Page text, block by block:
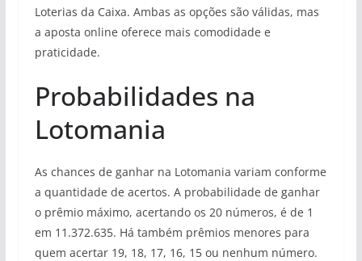
Loterias da Caixa. Ambas as opções são válidas, mas
a aposta online oferece mais comodidade e
praticidade.
Probabilidades na
Lotomania
As chances de ganhar na Lotomania variam conforme
a quantidade de acertos. A probabilidade de ganhar
o prêmio máximo, acertando os 20 números, é de 1
em 11.372.635. Há também prêmios menores para
quem acertar 19, 18, 17, 16, 15 ou nenhum número.